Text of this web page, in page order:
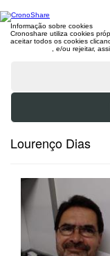
Informação sobre cookies
Cronoshare utiliza cookies
aceitar todos os cookies
, e/ou rejeitar,
Lourenço Dias